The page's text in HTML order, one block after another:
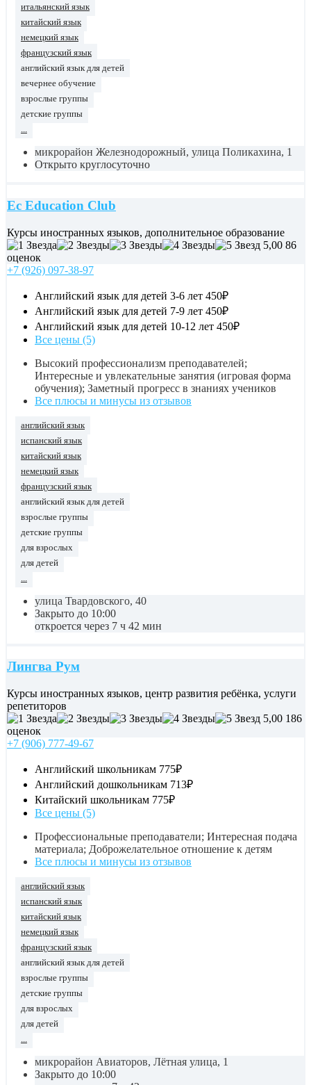
итальянский язык
китайский язык
немецкий язык
французский язык
английский язык для детей
вечернее обучение
взрослые группы
детские группы
...
микрорайон Железнодорожный, улица Поликахина, 1
Открыто круглосуточно
Ec Education Club
Курсы иностранных языков, дополнительное образование
5,00 86
оценок
+7 (926) 097-38-97
Английский язык для детей 3-6 лет 450₽
Английский язык для детей 7-9 лет 450₽
Английский язык для детей 10-12 лет 450₽
Все цены (5)
Высокий профессионализм преподавателей;
Интересные и увлекательные занятия (игровая форма
обучения); Заметный прогресс в знаниях учеников
Все плюсы и минусы из отзывов
английский язык
испанский язык
китайский язык
немецкий язык
французский язык
английский язык для детей
взрослые группы
детские группы
для взрослых
для детей
улица Твардовского, 40
Закрыто до 10:00
откроется через 7 ч 42 мин
Лингва Рум
Курсы иностранных языков, центр развития ребёнка, услуги
репетиторов
5,00 186
оценок
+7 (906) 777-49-67
Английский школьникам 775₽
Английский дошкольникам 713₽
Китайский школьникам 775₽
Все цены (5)
Профессиональные преподаватели; Интересная подача
материала; Доброжелательное отношение к детям
Все плюсы и минусы из отзывов
английский язык
испанский язык
китайский язык
немецкий язык
французский язык
английский язык для детей
взрослые группы
детские группы
для взрослых
для детей
...
микрорайон Авиаторов, Лётная улица, 1
Закрыто до 10:00